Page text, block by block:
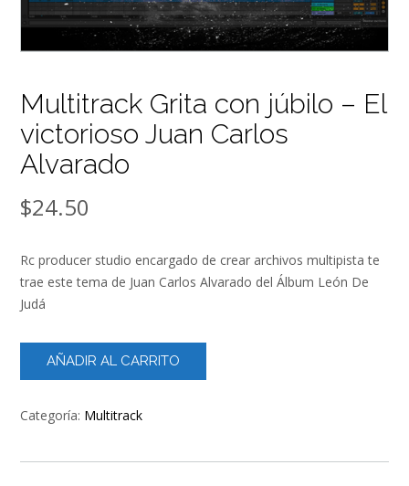
Multitrack Grita con júbilo – El
victorioso Juan Carlos
Alvarado
$24.50
Rc producer studio encargado de crear archivos multipista te
trae este tema de Juan Carlos Alvarado del Álbum León De
Judá
Multitrack
Grita
júbilo
victorioso
AÑADIR AL CARRITO
Categoría: Multitrack